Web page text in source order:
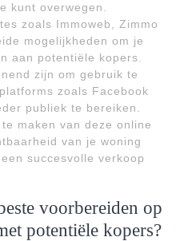
kunt overwegen.
zoals Immoweb, Zimmo
mogelijkheden om je
aan potentiële kopers.
zijn om gebruik te
zoals Facebook
publiek te bereiken.
maken van deze online
van je woning
succesvolle verkoop
voorbereiden op
potentiële kopers?